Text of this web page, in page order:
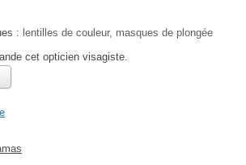
: lentilles de couleur, masques de plongée
cet opticien visagiste.